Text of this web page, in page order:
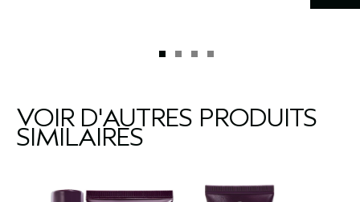
VOIR D'AUTRES PRODUITS
SIMILAIRES